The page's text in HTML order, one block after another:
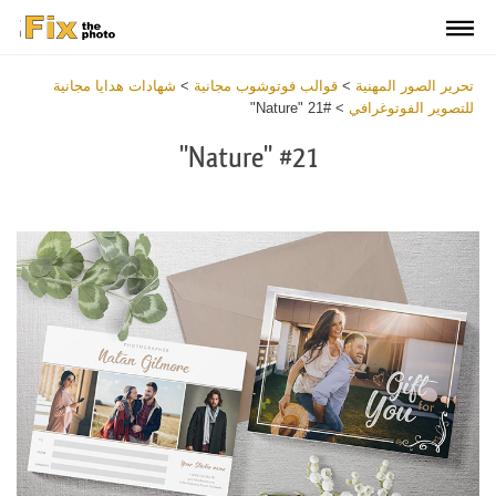
تحرير الصور المهنية > قوالب فوتوشوب مجانية > شهادات هدايا مجانية
للتصوير الفوتوغرافي >
#21 "Nature"
#21 "Nature"
Warning :
Undefined
variable
$v
in
fixthephoto.com/live/includes/functions/newpl_windowsClass.php
on
line
548
Warning:
Trying